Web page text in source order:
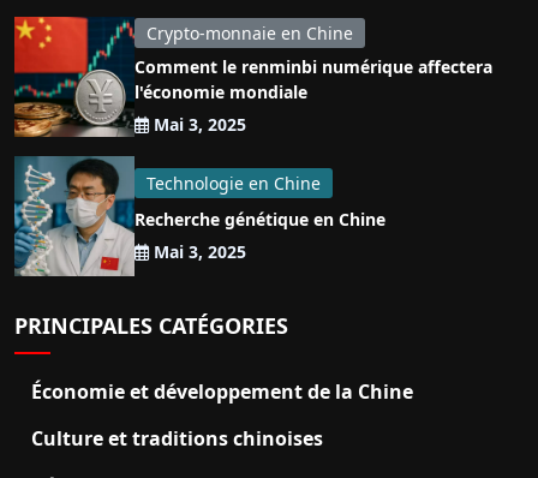
Crypto-monnaie en Chine
Comment le renminbi numérique affectera
l'économie mondiale
Mai 3, 2025
Technologie en Chine
Recherche génétique en Chine
Mai 3, 2025
PRINCIPALES CATÉGORIES
Économie et développement de la Chine
Culture et traditions chinoises